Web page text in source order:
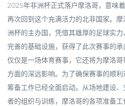
2025年非洲杯正式落户摩洛哥，意味
再次回到这个充满活力的北非国家。
洲杯的主办国，凭借其雄厚的足球实
完善的基础设施，获得了此次赛事的
仅仅是一场体育赛事，它还将为摩洛
方面的深远影响。为了确保赛事的顺
筹备工作已经全面启动。从场地建设
者的组织与训练，摩洛哥的各项准备